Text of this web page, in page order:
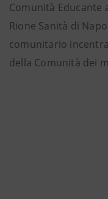
Comunità Educante
Rione Sanità di
comunitario
della Comunità dei